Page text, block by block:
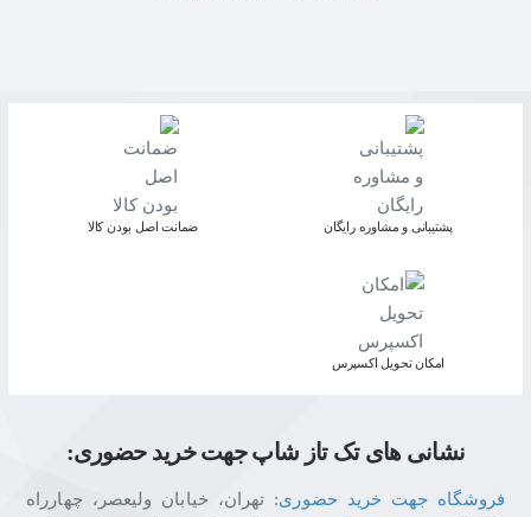
پشتیبانی و مشاوره رایگان ﺿﻤﺎﻧﺖ اﺻﻞ ﺑﻮدن ﮐﺎﻟﺎ
اﻣﮑﺎن ﺗﺤﻮﯾﻞ اﮐﺴﭙﺮس
نشانی های تک تاز شاپ جهت خرید حضوری:
فروشگاه جهت خرید حضوری: تهران، خیابان ولیعصر، چهارراه